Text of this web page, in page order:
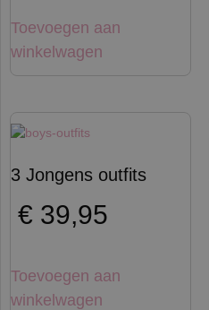
Toevoegen aan
winkelwagen
3 Jongens outfits
€ 39,95
Toevoegen aan
winkelwagen